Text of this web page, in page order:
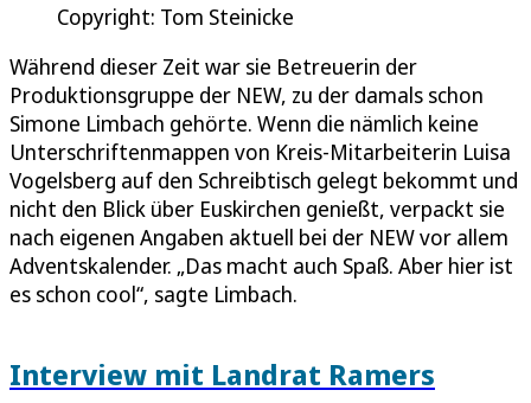
Copyright: Tom Steinicke
Während dieser Zeit war sie Betreuerin der
Produktionsgruppe der NEW, zu der damals schon
Simone Limbach gehörte. Wenn die nämlich keine
Unterschriftenmappen von Kreis-Mitarbeiterin Luisa
Vogelsberg auf den Schreibtisch gelegt bekommt und
nicht den Blick über Euskirchen genießt, verpackt sie
nach eigenen Angaben aktuell bei der NEW vor allem
Adventskalender. „Das macht auch Spaß. Aber hier ist
es schon cool“, sagte Limbach.
Interview mit Landrat Ramers